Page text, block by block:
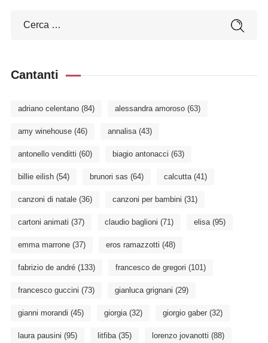
Cantanti
adriano celentano(84) alessandra amoroso(63)
amy winehouse(46) annalisa(43)
antonello venditti (60) biagio antonacci (63)
billie eilish(54) brunori sas (64) calcutta(41)
canzoni di natale(36) canzoni per bambini (31)
cartoni animati (37) claudio baglioni (71) elisa(95)
emma marrone(37) eros ramazzotti (48)
fabrizio de andré(133) francesco de gregori (101)
francesco guccini (73) gianluca grignani (29)
gianni morandi (45) giorgia(32) giorgio gaber(32)
laura pausini (95) litfiba(35) lorenzo jovanotti (88)